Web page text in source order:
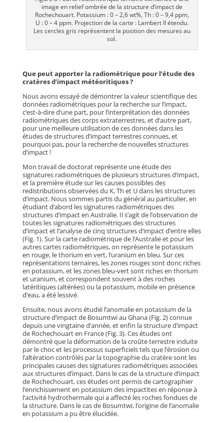
image en relief ombrée de la structure d’impact de
Rochechouart. Potassium : 0 – 2,6 wt%, Th : 0 – 9,4 ppm,
U : 0 – 4 ppm. Projection de la carte : Lambert II étendu.
Les cercles gris représentent la position des mesures au
sol.
Que peut apporter la radiométrique pour l’étude des
cratères d’impact météoritiques ?
Nous avons essayé de démontrer la valeur scientifique des
données radiométriques pour la recherche sur l’impact,
c’est-à-dire d’une part, pour l’interprétation des données
radiométriques des corps extraterrestres, et d’autre part,
pour une meilleure utilisation de ces données dans les
études de structures d’impact terrestres connues, et
pourquoi pas, pour la recherche de nouvelles structures
d’impact !
Mon travail de doctorat représente une étude des
signatures radiométriques de plusieurs structures d’impact,
et la première étude sur les causes possibles des
redistributions observées du K, Th et U dans les structures
d’impact. Nous sommes partis du général au particulier, en
étudiant d’abord les signatures radiométriques des
structures d’impact en Australie. Il s’agit de l’observation de
toutes les signatures radiométriques des structures
d’impact et l’analyse de cinq structures d’impact d’entre elles
(Fig. 1). Sur la carte radiométrique de l’Australie et pour les
autres cartes radiométriques, on représente le potassium
en rouge, le thorium en vert, l’uranium en bleu. Sur ces
représentations ternaires, les zones rouges sont donc riches
en potassium, et les zones bleu-vert sont riches en thorium
et uranium, et correspondent souvent à des roches
latéritiques (altérées) ou la potassium, mobile en présence
d’eau, a été lessivé.
Ensuite, nous avons étudié l’anomalie en potassium de la
structure d’impact de Bosumtwi au Ghana (Fig. 2) connue
depuis une vingtaine d’année, et enfin la structure d’impact
de Rochechouart en France (Fig. 3). Ces études ont
démontré que la déformation de la croûte terrestre induite
par le choc et les processus superficiels tels que l’érosion ou
l’altération contrôlés par la topographie du cratère sont les
principales causes des signatures radiométriques associées
aux structures d’impact. Dans le cas de la structure d’impact
de Rochechouart, ces études ont permis de cartographier
l’enrichissement en potassium des impactites en réponse à
l’activité hydrothermale qui a affecté les roches fondues de
la structure. Dans le cas de Bosumtwi, l’origine de l’anomalie
en potassium a pu être élucidée.